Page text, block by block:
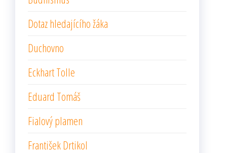
Dotaz hledajícího žáka
Duchovno
Eckhart Tolle
Eduard Tomáš
Fialový plamen
František Drtikol